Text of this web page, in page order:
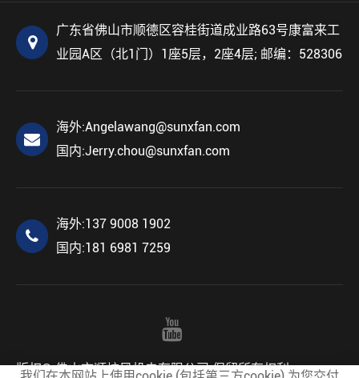
广东省佛山市顺德区容桂街道成业路63号康富来工
业园A区（北1门）1座5层，2座4层; 邮编：528306
海外:Angelawang@sunxfan.com
国内:Jerry.chou@sunxfan.com
海外:137 9008 1902
国内:181 6981 7259
版权©佛山市顺炫风机电有限公司保留所有权利。